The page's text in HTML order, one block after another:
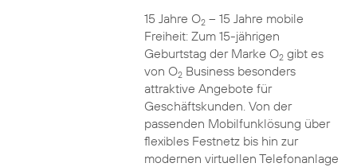
15 Jahre O2– 15 Jahre mobile
Freiheit: Zum 15-jährigen
Geburtstag der Marke O2gibt es
von O2Business besonders
attraktive Angebote für
Geschäftskunden. Von der
passenden Mobilfunklösung über
flexibles Festnetz bis hin zur
modernen virtuellen Telefonanlage